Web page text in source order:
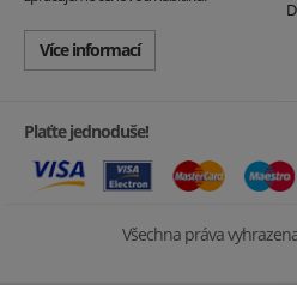
Více informací
Plaťte jednoduše!
Všechna práva